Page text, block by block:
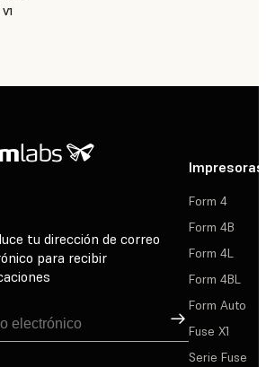
tu dirección de correo
para recibir
Suscribirse
Impresoras
Form 4
Form 4B
Form 4L
Form 4BL
Form Auto
Fuse X1
Serie Fuse